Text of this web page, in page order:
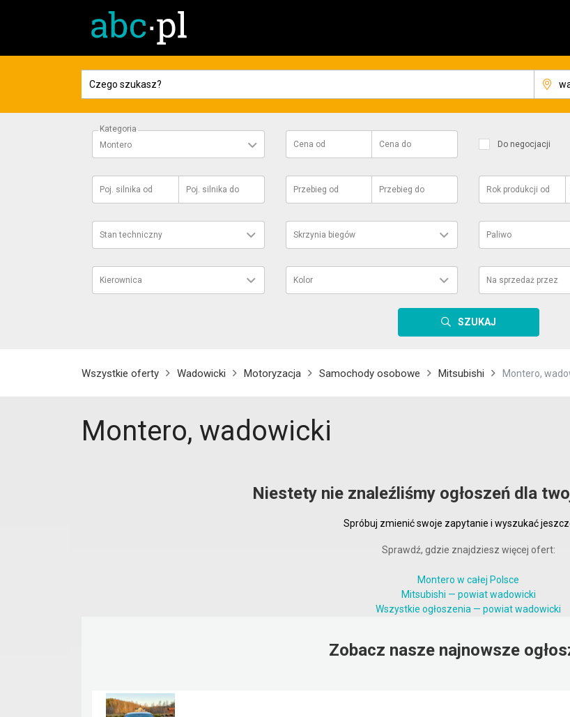
Kategoria
Montero
Cena od Cena do Do negocjacji
Poj. silnika od Poj. silnika do Przebieg od Przebieg do Rok produkcji od
Stan techniczny Skrzynia biegów Paliwo
Kierownica Kolor Na sprzedaż przez
SZUKAJ
Wszystkie oferty Wadowicki Motoryzacja Samochody osobowe Mitsubishi Montero,
Montero, wadowicki
Niestety nie znaleźliśmy ogłoszeń dla
Spróbuj zmienić swoje zapytanie i wyszukać
Sprawdź, gdzie znajdziesz więcej ofert:
Montero w całej Polsce
Mitsubishi — powiat wadowicki
Wszystkie ogłoszenia — powiat wadowicki
Zobacz nasze najnowsze